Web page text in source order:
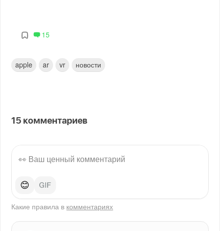
15
apple ar vr новости
15 комментариев
😊
Какие правила в комментариях